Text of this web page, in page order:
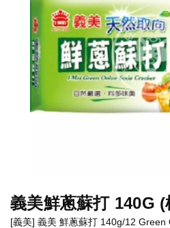
義美鮮蔥蘇打 140G
[義美] 義美 鮮蔥蘇打 140g/12